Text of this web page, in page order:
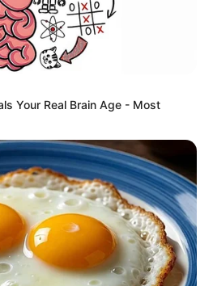
Your Real Brain Age - Most